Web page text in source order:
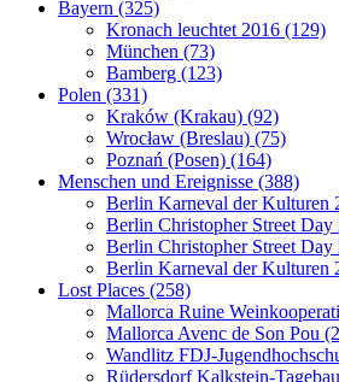
Bayern (325)
Kronach leuchtet 2016 (129)
München (73)
Bamberg (123)
Polen (331)
Kraków (Krakau) (92)
Wrocław (Breslau) (75)
Poznań (Posen) (164)
Menschen und Ereignisse (388)
Berlin Karneval der Kulturen
Berlin Christopher Street Day
Berlin Christopher Street Day
Berlin Karneval der Kulturen
Lost Places (258)
Mallorca Ruine
Mallorca Avenc de Son Pou
Wandlitz FDJ-
Rüdersdorf Kalkstein-